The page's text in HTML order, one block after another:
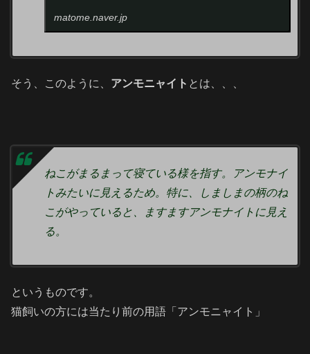
matome.naver.jp
そう、このように、 アンモニャイト とは、、、
ねこがまるまって寝ている様を指す。アンモナイ
トみたいに見えるため。特に、しましまの柄のね
こがやっていると、ますますアンモナイトに見え
る。
というものです。
猫飼いの方には当たり前の用語「アンモニャイト」